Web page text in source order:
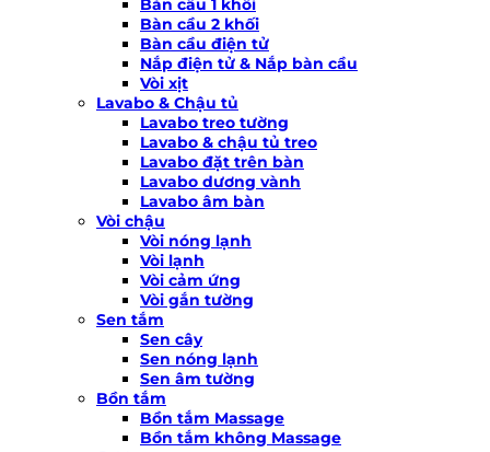
Bàn cầu 1 khối
Bàn cầu 2 khối
Bàn cầu điện tử
Nắp điện tử & Nắp bàn cầu
Vòi xịt
Lavabo & Chậu tủ
Lavabo treo tường
Lavabo & chậu tủ treo
Lavabo đặt trên bàn
Lavabo dương vành
Lavabo âm bàn
Vòi chậu
Vòi nóng lạnh
Vòi lạnh
Vòi cảm ứng
Vòi gắn tường
Sen tắm
Sen cây
Sen nóng lạnh
Sen âm tường
Bồn tắm
Bồn tắm Massage
Bồn tắm không Massage